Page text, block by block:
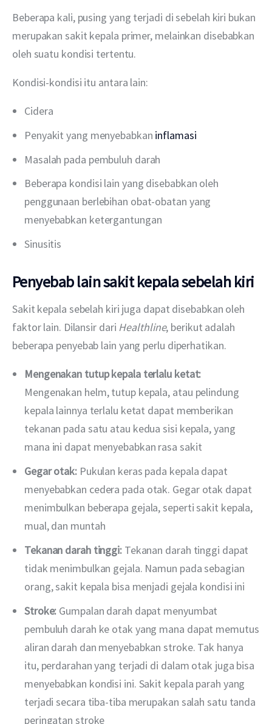
Beberapa kali, pusing yang terjadi di sebelah kiri bukan
merupakan sakit kepala primer, melainkan disebabkan
oleh suatu kondisi tertentu.
Kondisi-kondisi itu antara lain:
Cidera
Penyakit yang menyebabkan inflamasi
Masalah pada pembuluh darah
Beberapa kondisi lain yang disebabkan oleh
penggunaan berlebihan obat-obatan yang
menyebabkan ketergantungan
Sinusitis
Penyebab lain sakit kepala sebelah kiri
Sakit kepala sebelah kiri juga dapat disebabkan oleh
faktor lain. Dilansir dari Healthline, berikut adalah
beberapa penyebab lain yang perlu diperhatikan.
Mengenakan tutup kepala terlalu ketat:
Mengenakan helm, tutup kepala, atau pelindung
kepala lainnya terlalu ketat dapat memberikan
tekanan pada satu atau kedua sisi kepala, yang
mana ini dapat menyebabkan rasa sakit
Gegar otak:Pukulan keras pada kepala dapat
menyebabkan cedera pada otak. Gegar otak dapat
menimbulkan beberapa gejala, seperti sakit kepala,
mual, dan muntah
Tekanan darah tinggi:Tekanan darah tinggi dapat
tidak menimbulkan gejala. Namun pada sebagian
orang, sakit kepala bisa menjadi gejala kondisi ini
Stroke: Gumpalan darah dapat menyumbat
pembuluh darah ke otak yang mana dapat memutus
aliran darah dan menyebabkan stroke. Tak hanya
itu, perdarahan yang terjadi di dalam otak juga bisa
menyebabkan kondisi ini. Sakit kepala parah yang
terjadi secara tiba-tiba merupakan salah satu tanda
peringatan stroke